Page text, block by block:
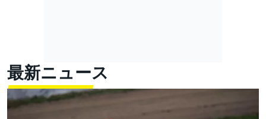
最新ニュース